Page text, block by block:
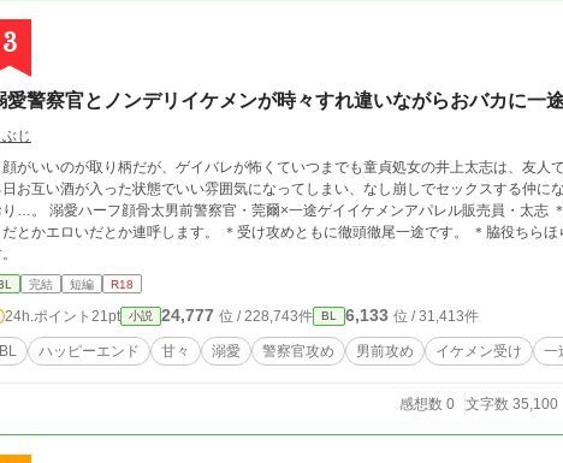
3
愛警察官とノンデリイケメンが時々すれ違いながらおバカに一
じ
がいいのが取り柄だが、ゲイバレが怖くていつまでも童貞処女の井上太志は、友人
お互い酒が入った状態でいい雰囲気になってしまい、なし崩しでセックスする仲に
・莞爾×一途ゲイイケメンアパレル販売員・太志 ＊受け攻めともに口が悪くて下品です。ちん
とかエロいだとか連呼します。 ＊受け攻めともに徹頭徹尾一途です。 ＊脇役ちら
完結 短編 R18
24h.ポイント 21pt 小説 24,777 位 / 228,743件 BL 6,133 位 / 31,413件
BL ハッピーエンド 甘々 溺愛 警察官攻め 男前攻め イケメン受け 一
感想数 0 文字数 35,100